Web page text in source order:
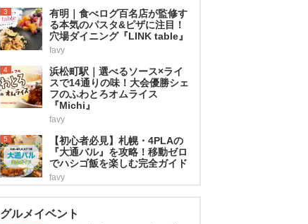
3
有明｜食べログ百名店が監修す
る本気のパスタ&ピザに注目！
穴場ダイニング『LINK table』
favy
4
浜松町駅｜選べるソース×ライ
スで14通りの味！大会優勝シェ
フのふわとろオムライス
『Michi』
favy
5
【初心者必見】札幌・4PLAの
『大通バル』を攻略！移動ゼロ
でハシゴ飯を楽しむ完全ガイド
favy
グルメイベント